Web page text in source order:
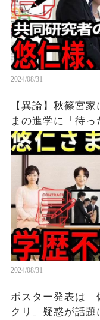
2024/08/31
【異論】秋篠宮
まの進学に「待っ
2024/08/31
ポスター発表は
クリ」疑惑が話